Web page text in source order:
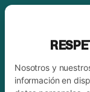
Nosotros y
información en